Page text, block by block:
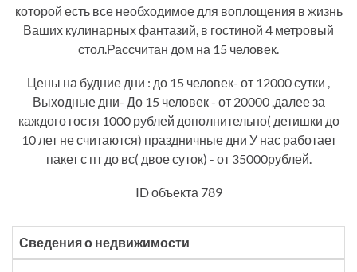
которой есть все необходимое для воплощения в жизнь
Ваших кулинарных фантазий, в гостиной 4 метровый
стол.Рассчитан дом на 15 человек.
Цены на будние дни : до 15 человек- от 12000 сутки ,
Выходные дни- До 15 человек - от 20000 ,далее за
каждого гостя 1000 рублей дополнительно( детишки до
10 лет не считаются) праздничные дни У нас работает
пакет с пт до вс( двое суток) - от 35000рублей.
ID объекта 789
Сведения о недвижимости